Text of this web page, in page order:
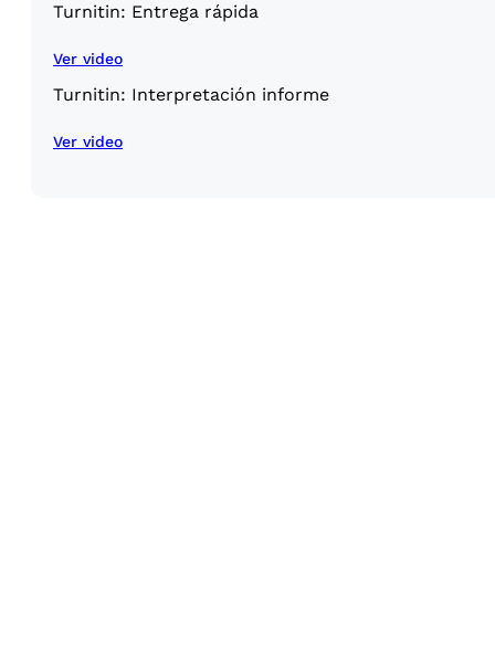
Turnitin: Entrega rápida
Ver video
Turnitin: Interpretación informe
Ver video